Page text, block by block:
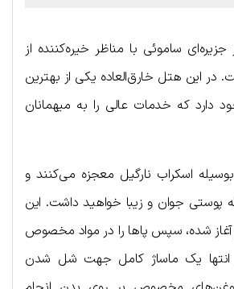
جزیره‌ای ساموئی با مناظر خیره‌کننده از
این هتل خارق‌العاده یکی از بهترین
دارد که خدمات عالی را به میهمانان
بوسیله اسکراب نارگیل معجزه می‌کنند و
از ۱۲۰ دقیقه پوستی جوان و زیبا خواهید داشت. این
آغاز شده، سپس پاها را در مواد مخصوص
یک ماساژ کامل جهت شل شدن